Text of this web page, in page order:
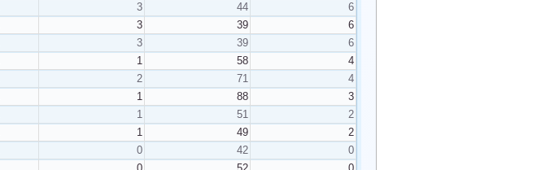
3 44
6
3 39
6
3 39
6
1 58
4
2 71
4
1 88
3
1 51
2
1 49
2
0 42
0